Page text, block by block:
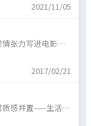
2021/11/05
张力写进电影结
收束留有回味。
2017/02/21
质感并置——生活流
感不单调。